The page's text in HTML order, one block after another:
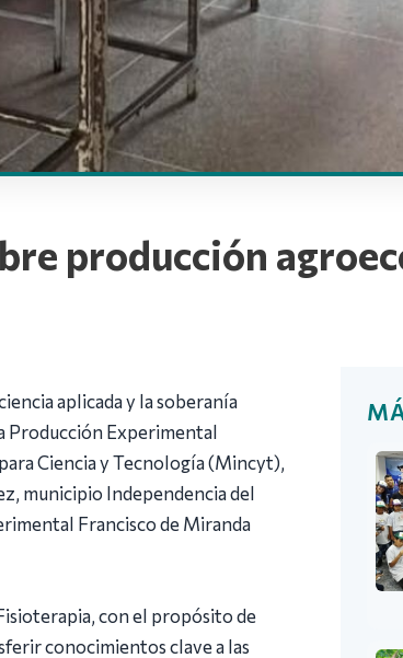
producción
aplicada y la soberanía
Producción Experimental
Ciencia y Tecnología (Mincyt),
municipio Independencia del
Francisco de Miranda
con el propósito de
conocimientos clave a las